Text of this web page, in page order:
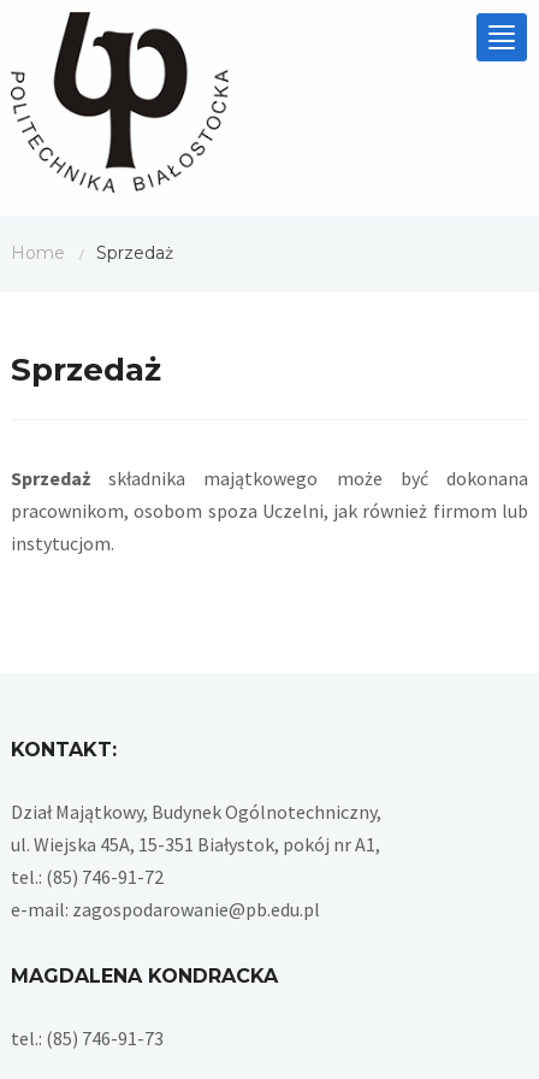
Home / Sprzedaż
Sprzedaż
Sprzedażskładnika majątkowego może być dokonana
pracownikom, osobom spoza Uczelni, jak również firmom lub
instytucjom.
KONTAKT:
Dział Majątkowy, Budynek Ogólnotechniczny,
ul. Wiejska 45A, 15-351 Białystok, pokój nr A1,
tel.: (85) 746-91-72
e-mail: zagospodarowanie@pb.edu.pl
MAGDALENA KONDRACKA
tel.: (85) 746-91-73